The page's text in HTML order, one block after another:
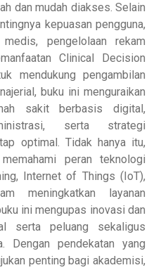
dan mudah diakses. Selain
kepuasan pengguna,
pengelolaan rekam
Clinical Decision
mendukung pengambilan
buku ini menguraikan
sakit berbasis digital,
serta strategi
optimal. Tidak hanya itu,
peran teknologi
Internet of Things (IoT),
meningkatkan layanan
ini mengupas inovasi dan
serta peluang sekaligus
Dengan pendekatan yang
penting bagi akademisi,